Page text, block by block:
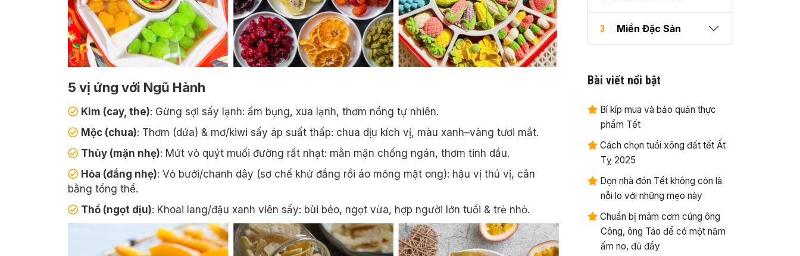
5 vị ứng với Ngũ Hành
Kim (cay, the): Gừng sợi sấy lạnh: ấm bụng, xua lạnh, thơm nồng tự nhiên.
Mộc (chua): Thơm (dứa) & mơ/kiwi sấy áp suất thấp: chua dịu kích vị, màu xanh–vàng tươi mắt.
Thủy (mặn nhẹ): Mứt vỏ quýt muối đường rất nhạt: mằn mặn chống ngán, thơm tinh dầu.
Hỏa (đắng nhẹ): Vỏ bưởi/chanh dây (sơ chế khử đắng rồi áo mỏng mật ong): hậu vị thú vị, cân
bằng tổng thể.
Thổ (ngọt dịu): Khoai lang/đậu xanh viên sấy: bùi béo, ngọt vừa, hợp người lớn tuổi & trẻ nhỏ.
3 Miền Đặc Sản
Bài viết nổi bật
Bí kíp mua và bảo quản thực
phẩm Tết
Cách chọn tuổi xông đất tết Ất
Tỵ 2025
Dọn nhà đón Tết không còn là
nỗi lo với những mẹo này
Chuẩn bị mâm cơm cúng ông
Công, ông Táo để có một năm
ấm no, đủ đầy